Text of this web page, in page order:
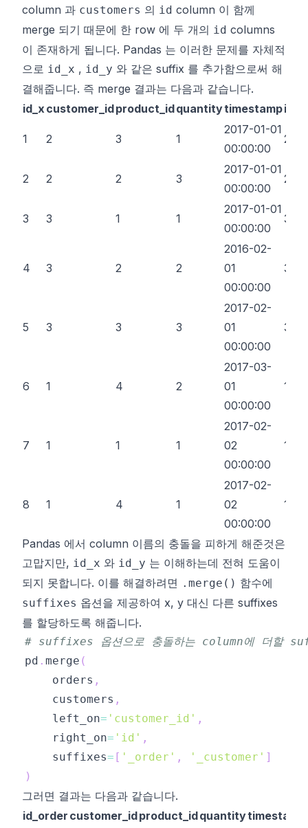
column 과 customers 의 id column 이 함께
merge 되기 때문에 한 row 에 두 개의 id columns
이 존재하게 됩니다. Pandas 는 이러한 문제를 자체적
으로 id_x , id_y 와 같은 suffix 를 추가함으로써 해
결해줍니다. 즉 merge 결과는 다음과 같습니다.
id_x customer_idproduct_idquantitytimestampid_y
1 2 3 1
2017-01-01
00:00:00
2
2 2 2 3
2017-01-01
00:00:00
2
3 3 1 1
2017-01-01
00:00:00
3
4 3 2 2
2016-02-
01
00:00:00
3
5 3 3 3
2017-02-
01
00:00:00
3
6 1 4 2
2017-03-
01
00:00:00
1
7 1 1 1
2017-02-
02
00:00:00
1
8 1 4 1
2017-02-
02
00:00:00
1
Pandas 에서 column 이름의 충돌을 피하게 해준것은
고맙지만, id_x 와 id_y 는 이해하는데 전혀 도움이
되지 못합니다. 이를 해결하려면 .merge() 함수에
suffixes 옵션을 제공하여 x, y 대신 다른 suffixes
를 할당하도록 해줍니다.
# suffixes 옵션으로 충돌하는 column에 더할
pd . merge (
	orders
,
	customers
,
	left_on
= 'customer_id' ,
	right_on
= 'id' ,
	suffixes
= [ '_order' , '_customer' ]
)
그러면 결과는 다음과 같습니다.
id_order customer_idproduct_idquantitytimestamp